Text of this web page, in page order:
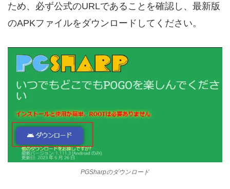
ため、必ず公式のURLであることを確認し、最新版
のAPKファイルをダウンロードしてください。
PGSharpのダウンロード